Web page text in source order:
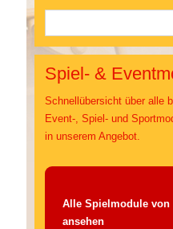
Spiel- &
Schnellübersicht über alle
Event-, Spiel- und
in unserem Angebot.
Alle Spielmodule von
ansehen